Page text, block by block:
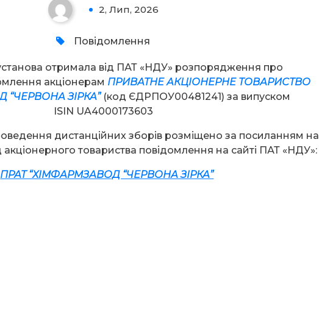
2, Лип, 2026
Повідомлення
отримала від ПАТ «НДУ» розпорядження про
акціонерам ПРИВАТНЕ АКЦІОНЕРНЕ ТОВАРИСТВО
“ЧЕРВОНА ЗІРКА” (код ЄДРПОУ00481241) за випуском
ISIN UA4000173603
дистанційних зборів розміщено за посиланням на
акціонерного товариства повідомлення на сайті ПАТ «НДУ»:
ПРАТ “ХІМФАРМЗАВОД “ЧЕРВОНА ЗІРКА”